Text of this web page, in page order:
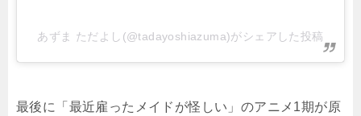
あずま ただよし(@tadayoshiazuma)がシェアした投稿
最後に「最近雇ったメイドが怪しい」のアニメ1期が原